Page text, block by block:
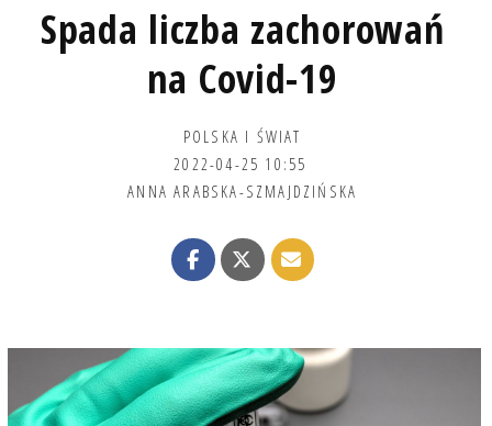
Spada liczba zachorowań
na Covid-19
POLSKA I ŚWIAT
2022-04-25 10:55
ANNA ARABSKA-SZMAJDZIŃSKA